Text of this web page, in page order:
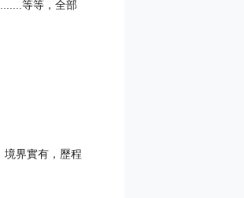
等等，全部
境界實有，歷程